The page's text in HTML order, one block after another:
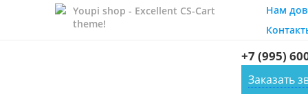
Youpi shop - Excellent CS-Cart
theme!
Нам
+7 (995)
Заказать